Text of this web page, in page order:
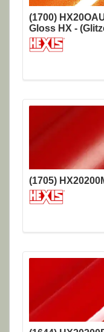
(1700)
Gloss HX -
(1705)